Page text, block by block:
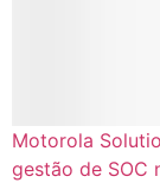
Motorola
gestão de SOC